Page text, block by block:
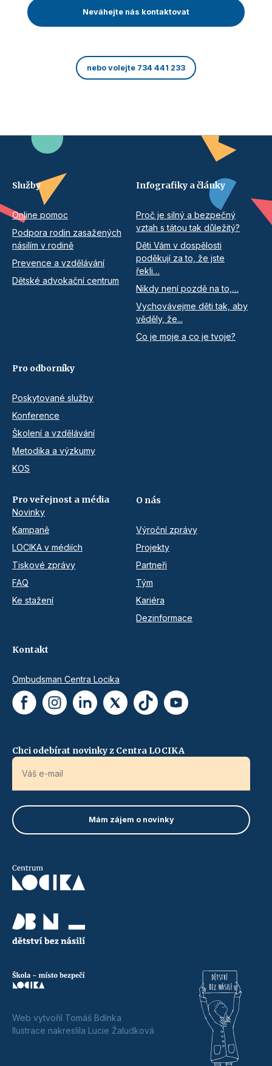
Neváhejte nás kontaktovat
nebo volejte 734 441 233
Služby
Online pomoc
Podpora rodin zasažených
násilím v rodině
Prevence a vzdělávání
Dětské advokační centrum
Infografiky a články
Proč je silný a bezpečný
vztah s tátou tak důležitý?
Děti Vám v dospělosti
poděkují za to, že jste
řekli…
Nikdy není pozdě na to,…
Vychovávejme děti tak, aby
věděly, že...
Co je moje a co je tvoje?
Pro odborníky
Poskytované služby
Konference
Školení a vzdělávání
Metodika a výzkumy
KOS
Pro veřejnost a média
Novinky
Kampaně
LOCIKA v médiích
Tiskové zprávy
FAQ
Ke stažení
O nás
Výroční zprávy
Projekty
Partneři
Tým
Kariéra
Dezinformace
Kontakt
Ombudsman Centra Locika
Chci odebírat novinky z Centra LOCIKA
Web vytvořil Tomáš Bdínka
Ilustrace nakreslila Lucie Žaludková